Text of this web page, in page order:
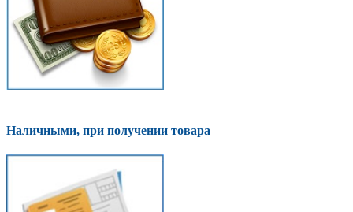
Наличными, при получении товара